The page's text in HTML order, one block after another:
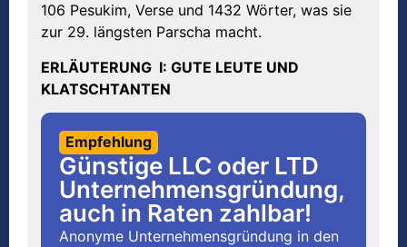
106 Pesukim, Verse und 1432 Wörter, was sie
zur 29. längsten Parscha macht.
ERLÄUTERUNG I: GUTE LEUTE UND
KLATSCHTANTEN
Empfehlung
Günstige LLC oder LTD
Unternehmensgründung,
auch in Raten zahlbar!
Anonyme Unternehmensgründung in den